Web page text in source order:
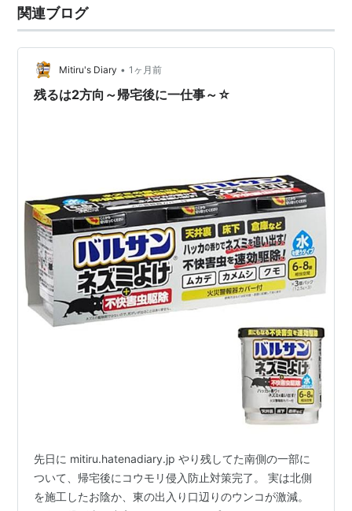
関連ブログ
Mitiru's Diary • 1ヶ月前
残るは2方向～帰宅後に一仕事～☆
先日に mitiru.hatenadiary.jp やり残してた南側の一部に
ついて、帰宅後にコウモリ侵入防止対策完了。 実は北側
を施工したお陰か、東の出入り口辺りのウンコが激減。